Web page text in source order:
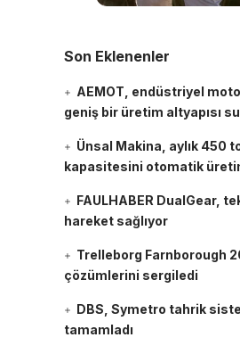
Son Eklenenler
AEMOT, endüstriyel
geniş bir üretim altyapısı
Ünsal Makina, aylık 450
kapasitesini otomatik
FAULHABER DualGear,
hareket sağlıyor
Trelleborg Farnborough
çözümlerini sergiledi
DBS, Symetro tahrik
tamamladı